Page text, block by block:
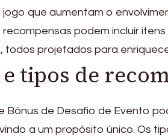
que aumentam o
recompensas podem incluir
todos projetados para
tipos de
Bónus de Desafio de Evento
a um propósito único. Os